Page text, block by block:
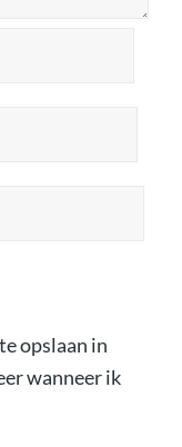
opslaan in
wanneer ik